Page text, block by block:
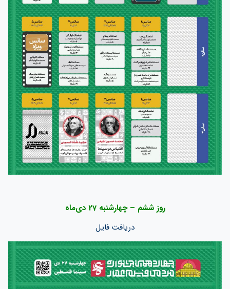
روز ششم – چهارشنبه 27 دی‌ماه
دریافت فایل